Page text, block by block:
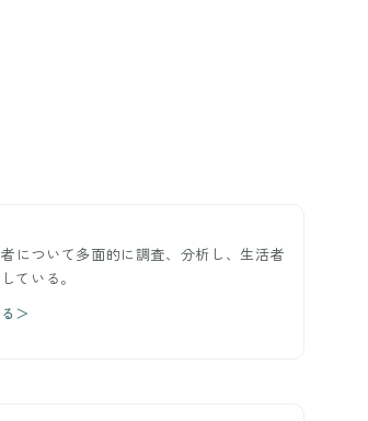
について多面的に調査、分析し、生活者
ている。
＞